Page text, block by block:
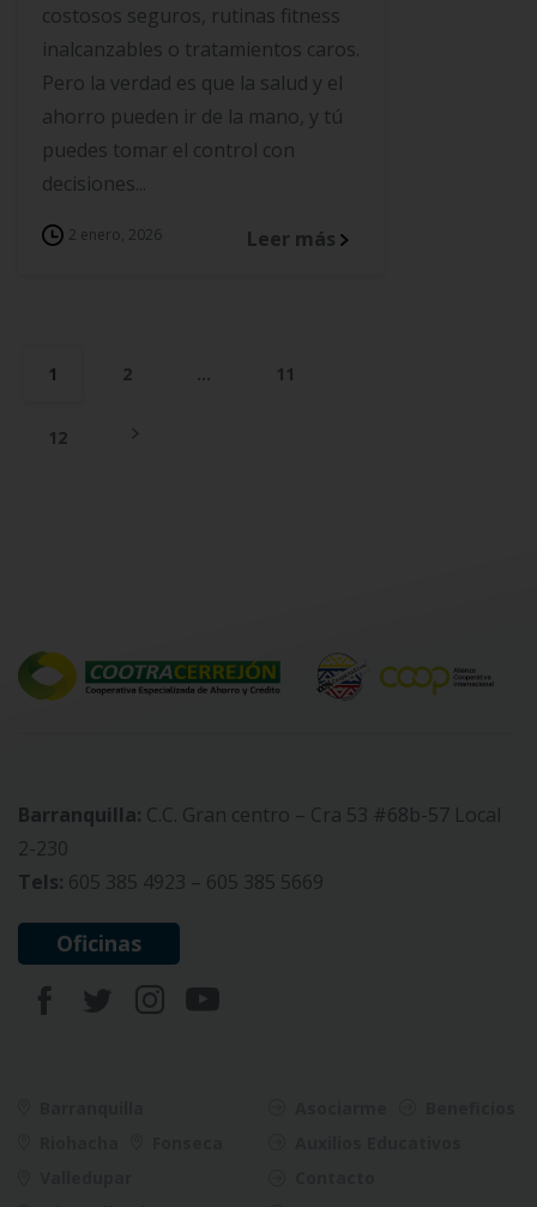
costosos seguros, rutinas fitness
inalcanzables o tratamientos caros.
Pero la verdad es que la salud y el
ahorro pueden ir de la mano, y tú
puedes tomar el control con
decisiones...
2 enero, 2026 Leer más
1 2 … 11
12
Barranquilla: C.C. Gran centro – Cra 53 #68b-57 Local
2-230
Tels: 605 385 4923 – 605 385 5669
Oficinas